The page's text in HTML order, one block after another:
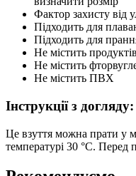
Фактор захисту від
Підходить для
Підходить для
Не містить
Не містить
Не містить ПВХ
Інструкції з догляду:
Це взуття можна прати у
температурі 30 °C. Перед